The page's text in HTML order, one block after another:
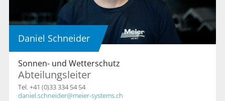
Daniel Schneider
Sonnen- und Wetterschutz
Abteilungsleiter
Tel. +41 (0)33 334 54 54
daniel.schneider
meier-systems.ch